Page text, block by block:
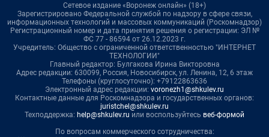
Сетевое издание «Воронеж онлайн» (18+)
Зарегистрировано Федеральной службой по надзору в сфере связи,
информационных технологий и массовых коммуникаций (Роскомнадзор)
Регистрационный номер и дата принятия решения о регистрации: ЭЛ №
ФС 77 - 86594 от 26.12.2023 г.
Учредитель: Общество с ограниченной ответственностью "ИНТЕРНЕТ
ТЕХНОЛОГИИ"
Главный редактор: Булгакова Ирина Викторовна
Адрес редакции: 630099, Россия, Новосибирск, ул. Ленина, 12, 6 этаж
Телефоны (круглосуточно): +79122863636
Электронный адрес редакции: voronezh1@shkulev.ru
Контактные данные для Роскомнадзора и государственных органов:
juristchel@shkulev.ru
Техподдержка: help@shkulev.ru или воспользуйтесь веб-формой
По вопросам коммерческого сотрудничества: